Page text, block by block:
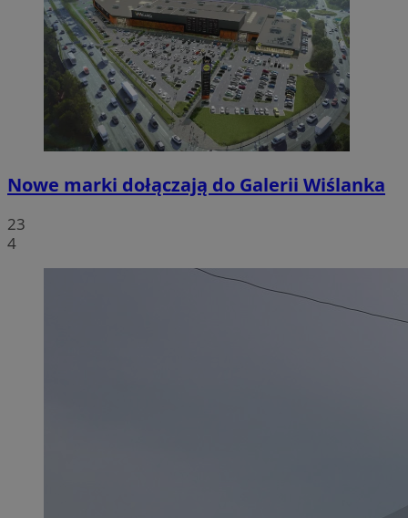
Nowe marki dołączają do Galerii Wiślanka
23
4